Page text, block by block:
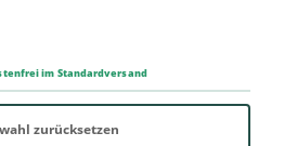
im Standardversand
zurücksetzen